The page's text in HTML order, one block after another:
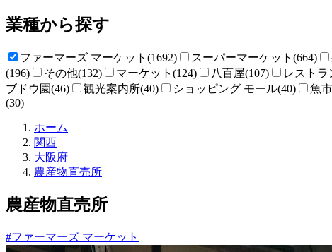
業種から探す
ファーマーズ マーケット(1692) スーパーマーケット(664)
(196)
その他(132) マーケット(124) 八百屋(107) レストラ
ブドウ園(46)
観光案内所(40) ショッピング モール(40) 魚
(30)
ホーム
所
ね
と
関西
大阪府
農産物直売所
農産物直売所
#ファーマーズ マーケット